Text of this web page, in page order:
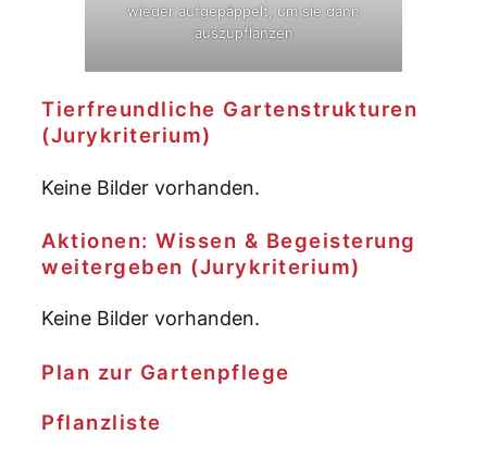
wieder aufgepäppelt, um sie dann
auszupflanzen
Tierfreundliche Gartenstrukturen
(Jurykriterium)
Keine Bilder vorhanden.
Aktionen: Wissen & Begeisterung
weitergeben (Jurykriterium)
Keine Bilder vorhanden.
Plan zur Gartenpflege
Pflanzliste